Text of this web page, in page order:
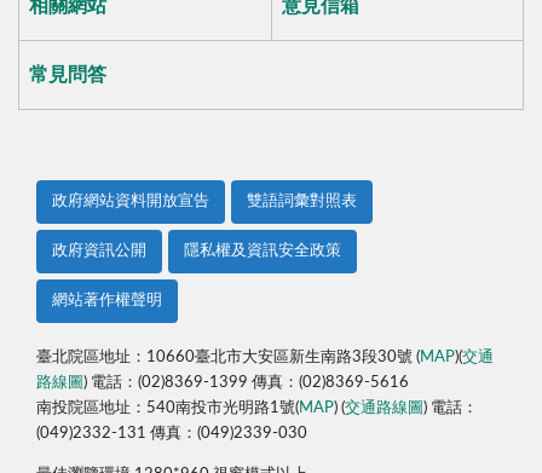
相關網站 意見信箱
常見問答
政府網站資料開放宣告 雙語詞彙對照表
政府資訊公開 隱私權及資訊安全政策
網站著作權聲明
臺北院區地址：10660臺北市大安區新生南路3段30號 (MAP)(交通
路線圖) 電話：(02)8369-1399 傳真：(02)8369-5616
南投院區地址：540南投市光明路1號(MAP) (交通路線圖) 電話：
(049)2332-131 傳真：(049)2339-030